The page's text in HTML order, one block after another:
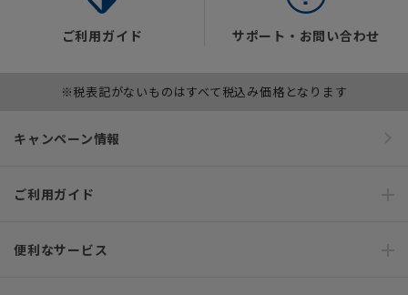
ご利用ガイド サポート・お問い合わせ
※税表記がないものはすべて税込み価格となります
キャンペーン情報
ご利用ガイド
便利なサービス